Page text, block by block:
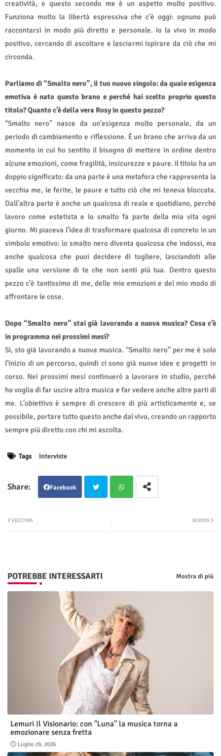
creatività, e questo secondo me è un aspetto molto positivo.
Funziona molto la libertà espressiva che c’è oggi: ognuno può
raccontarsi in modo più diretto e personale. Io la vivo in modo
positivo, cercando di ascoltare e lasciarmi ispirare da ciò che mi
circonda.
Parliamo di “Smalto nero”, il tuo nuovo singolo: da quale esigenza
emotiva è nato questo brano e perché hai scelto proprio questo
titolo? Quanto c’è della vera Rosy in questo pezzo?
“Smalto nero” nasce da un’esigenza molto personale, da un
periodo di cambiamento e riflessione. È un brano che arriva da un
momento in cui ho sentito il bisogno di mettere in ordine dentro
alcune emozioni, come fragilità, insicurezze e paure. Il titolo ha un
doppio significato: da una parte è una metafora che rappresenta la
vecchia me, le ferite, le paure e tutto ciò che mi teneva bloccata.
Dall’altra parte è anche un qualcosa di reale e quotidiano, perché
lavoro come estetista e lo smalto fa parte della mia vita ogni
giorno. Mi piaceva l’idea di trasformare qualcosa di concreto in un
simbolo emotivo: lo smalto nero diventa qualcosa che indossi, ma
anche qualcosa che puoi decidere di togliere, lasciandoti alle
spalle una versione di te che non senti più tua. Dentro questo
pezzo c’è tantissimo di me, delle mie emozioni e del mio modo di
affrontare le cose.
Dopo “Smalto nero” stai già lavorando a nuova musica? Cosa c’è
in programma nei prossimi mesi?
Si, sto già lavorando a nuova musica. “Smalto nero” per me è solo
l’inizio di un percorso, quindi ci sono già nuove idee e progetti in
corso. Nei prossimi mesi continuerò a lavorare in studio, perché
ho voglia di far uscire altra musica e far vedere anche altre parti di
me. L’obiettivo è sempre di crescere di più artisticamente e, se
possibile, portare tutto questo anche dal vivo, creando un rapporto
sempre più diretto con chi mi ascolta.
Tags Interviste
Facebook
NUOVA
VECCHIA
POTREBBE INTERESSARTI Mostra di più
Lemuri Il Visionario: con "Luna" la musica torna a
emozionare senza fretta
Luglio 29, 2026